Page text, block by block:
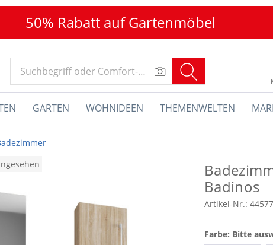
50% Rabatt auf Gartenmöbel
GARTEN WOHNIDEEN THEMENWELTEN
Badinos
Artikel-Nr.:
Farbe: Bitte